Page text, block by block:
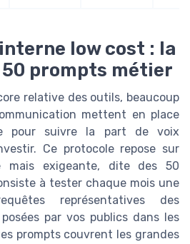
low cost : la
prompts métier
relative des outils, beaucoup
mettent en place
pour suivre la part de voix
Ce protocole repose sur
mais exigeante, dite des 50
à tester chaque mois une
représentatives des
par vos publics dans les
prompts couvrent les grandes